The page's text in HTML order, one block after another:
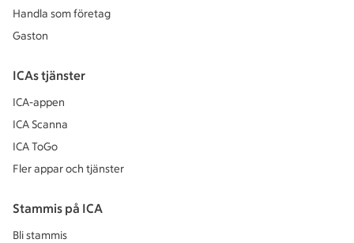
Handla som företag
Gaston
ICAs tjänster
ICA-appen
ICA Scanna
ICA ToGo
Fler appar och tjänster
Stammis på ICA
Bli stammis